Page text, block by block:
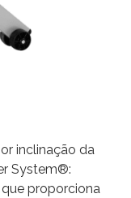
inclinação da
System®:
proporciona